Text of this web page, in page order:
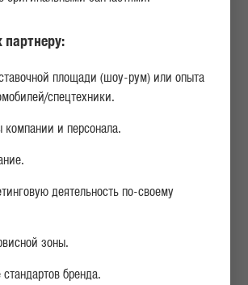
партнеру:
площади (шоу-рум) или опыта
спецтехники.
компании и персонала.
деятельность по-своему
зоны.
бренда.